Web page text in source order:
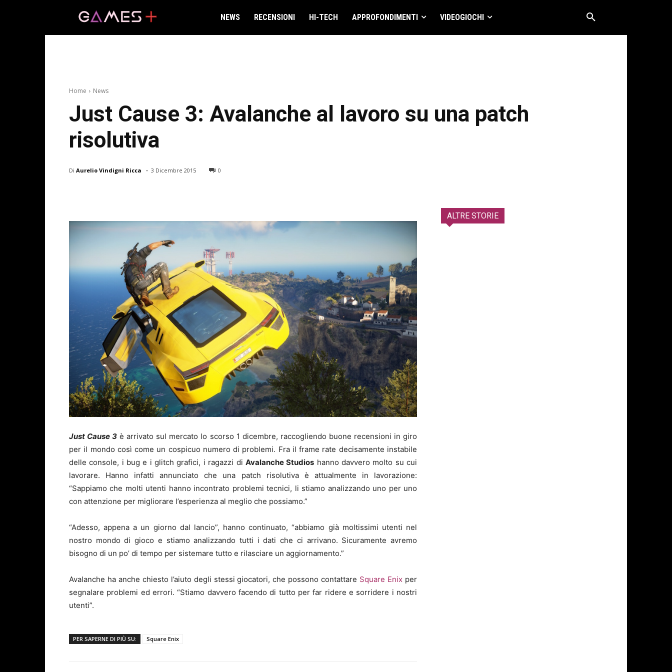
NEWS RECENSIONI HI-TECH APPROFONDIMENTI VIDEOGIOCHI
Home News
Just Cause 3: Avalanche al lavoro su una patch
risolutiva
Di Aurelio Vindigni Ricca - 3 Dicembre 2015 0
Just Cause 3 è arrivato sul mercato lo scorso 1 dicembre, raccogliendo buone recensioni in giro
per il mondo così come un cospicuo numero di problemi. Fra il frame rate decisamente instabile
delle console, i bug e i glitch grafici, i ragazzi di Avalanche Studios hanno davvero molto su cui
lavorare. Hanno infatti annunciato che una patch risolutiva è attualmente in lavorazione:
“Sappiamo che molti utenti hanno incontrato problemi tecnici, li stiamo analizzando uno per uno
con attenzione per migliorare l’esperienza al meglio che possiamo.”
“Adesso, appena a un giorno dal lancio”, hanno continuato, “abbiamo già moltissimi utenti nel
nostro mondo di gioco e stiamo analizzando tutti i dati che ci arrivano. Sicuramente avremo
bisogno di un po’ di tempo per sistemare tutto e rilasciare un aggiornamento.”
Avalanche ha anche chiesto l’aiuto degli stessi giocatori, che possono contattare Square Enix per
segnalare problemi ed errori. “Stiamo davvero facendo di tutto per far ridere e sorridere i nostri
utenti”.
PER SAPERNE DI PIÙ SU: Square Enix
ALTRE STORIE